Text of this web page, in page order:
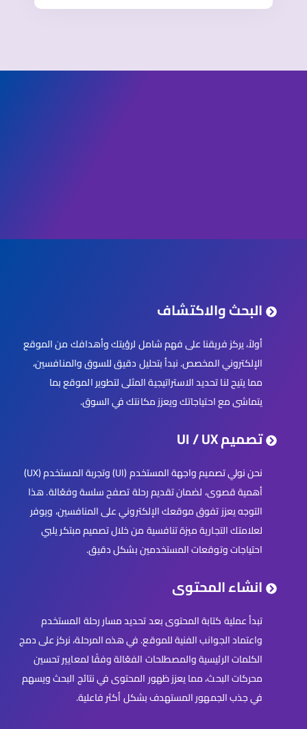
البحث والاكتشاف
أولاً، يركز فريقنا على فهم شامل لرؤيتك وأهدافك من الموقع
الإلكتروني المخصص. نبدأ بتحليل دقيق للسوق والمنافسين،
مما يتيح لنا تحديد الاستراتيجية المثلى لتطوير الموقع بما
يتماشى مع احتياجاتك ويعزز مكانتك في السوق.
تصميم UI / UX
نحن نولي تصميم واجهة المستخدم (UI) وتجربة المستخدم (UX)
أهمية قصوى، لضمان تقديم رحلة تصفح سلسة وفعّالة. هذا
التوجه يعزز تفوق موقعك الإلكتروني على المنافسين، ويوفر
لعلامتك التجارية ميزة تنافسية من خلال تصميم مبتكر يلبي
احتياجات وتوقعات المستخدمين بشكل دقيق.
انشاء المحتوى
تبدأ عملية كتابة المحتوى بعد تحديد مسار رحلة المستخدم
واعتماد الجوانب الفنية للموقع. في هذه المرحلة، نركز على دمج
الكلمات الرئيسية والمصطلحات الفعّالة وفقًا لمعايير تحسين
محركات البحث، مما يعزز ظهور المحتوى في نتائج البحث ويسهم
في جذب الجمهور المستهدف بشكل أكثر فاعلية.